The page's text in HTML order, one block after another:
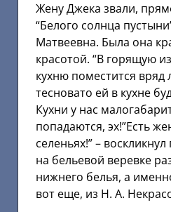
Жену Джека звали,
“Белого солнца
Матвеевна. Была она
красотой. “В горящую
кухню поместится вряд
тесновато ей в кухне
Кухни у нас
попадаются, эх!”Есть
селеньях!” –
на бельевой веревке
нижнего белья, а
вот еще, из Н. А.